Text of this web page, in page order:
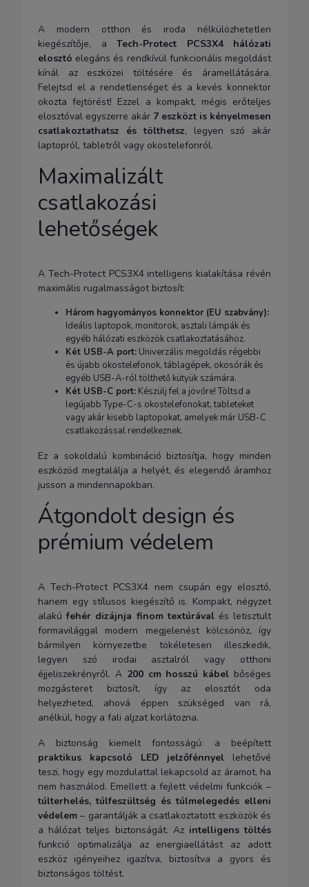
A modern otthon és iroda nélkülözhetetlen
kiegészítője, a Tech-Protect PCS3X4 hálózati
elosztó elegáns és rendkívül funkcionális megoldást
kínál az eszközei töltésére és áramellátására.
Felejtsd el a rendetlenséget és a kevés konnektor
okozta fejtörést! Ezzel a kompakt, mégis erőteljes
elosztóval egyszerre akár 7 eszközt is kényelmesen
csatlakoztathatsz és tölthetsz, legyen szó akár
laptopról, tabletről vagy okostelefonról.
Maximalizált
csatlakozási
lehetőségek
A Tech-Protect PCS3X4 intelligens kialakítása révén
maximális rugalmasságot biztosít:
Három hagyományos konnektor (EU szabvány):
Ideális laptopok, monitorok, asztali lámpák és
egyéb hálózati eszközök csatlakoztatásához.
Két USB-A port: Univerzális megoldás régebbi
és újabb okostelefonok, táblagépek, okosórák és
egyéb USB-A-ról tölthető kütyük számára.
Két USB-C port: Készülj fel a jövőre! Töltsd a
legújabb Type-C-s okostelefonokat, tableteket
vagy akár kisebb laptopokat, amelyek már USB-C
csatlakozással rendelkeznek.
Ez a sokoldalú kombináció biztosítja, hogy minden
eszközöd megtalálja a helyét, és elegendő áramhoz
jusson a mindennapokban.
Átgondolt design és
prémium védelem
A Tech-Protect PCS3X4 nem csupán egy elosztó,
hanem egy stílusos kiegészítő is. Kompakt, négyzet
alakúfehér dizájnja finom textúrávalés letisztult
formavilággal modern megjelenést kölcsönöz, így
bármilyen környezetbe tökéletesen illeszkedik,
legyen szó irodai asztalról vagy otthoni
éjjeliszekrényről. A 200 cm hosszú kábel bőséges
mozgásteret biztosít, így az elosztót oda
helyezheted, ahová éppen szükséged van rá,
anélkül, hogy a fali aljzat korlátozna.
A biztonság kiemelt fontosságú: a beépített
praktikus kapcsoló LED jelzőfénnyel lehetővé
teszi, hogy egy mozdulattal lekapcsold az áramot, ha
nem használod. Emellett a fejlett védelmi funkciók –
túlterhelés, túlfeszültség és túlmelegedés elleni
védelem – garantálják a csatlakoztatott eszközök és
a hálózat teljes biztonságát. Az intelligens töltés
funkció optimalizálja az energiaellátást az adott
eszköz igényeihez igazítva, biztosítva a gyors és
biztonságos töltést.